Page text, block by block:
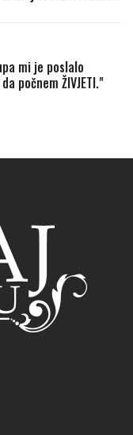
mi je poslalo
počnem ŽIVJETI."